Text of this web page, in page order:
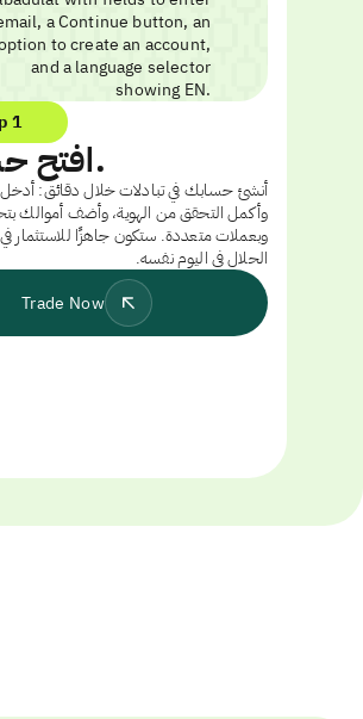
1
افتح حسابك.
أنشئ حسابك في تبادلات خلال دقائق: أدخل
وأكمل التحقق من الهوية، وأضف أموالك
وبعملات متعددة. ستكون جاهزًا للاستثمار
الحلال في اليوم نفسه.
Trade Now